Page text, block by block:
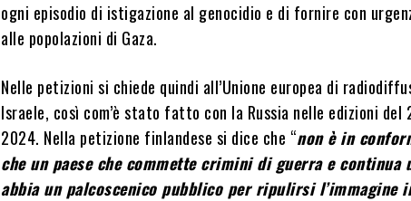
ogni episodio di istigazione al genocidio e di fornire con
alle popolazioni di Gaza.
Nelle petizioni si chiede quindi all’Unione europea di
Israele, così com’è stato fatto con la Russia nelle edizioni del
2024. Nella petizione finlandese si dice che “non è in
che un paese che commette crimini di guerra e continua
abbia un palcoscenico pubblico per ripulirsi l’immagine